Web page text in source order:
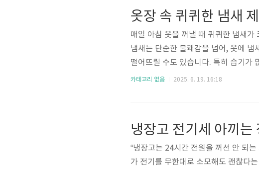
족추워서 창문을 닫고 사는 시간이 길
매일 아침 옷을 꺼낼 때 퀴퀴한 냄새가
냄새는 단순한 불쾌감을 넘어, 옷에
떨어뜨릴 수도 있습니다. 특히 습기가
장 내부의 관리가 매우 중요합니다.이
이 되죠.② 세탁 후 바로 보관한 옷속까
카테고리 없음 2025. 6. 19. 16:18
냉장고 전기세 아끼는
“냉장고는 24시간 전원을 꺼선 안 되
가 전기를 무한대로 소모해도 괜찮다